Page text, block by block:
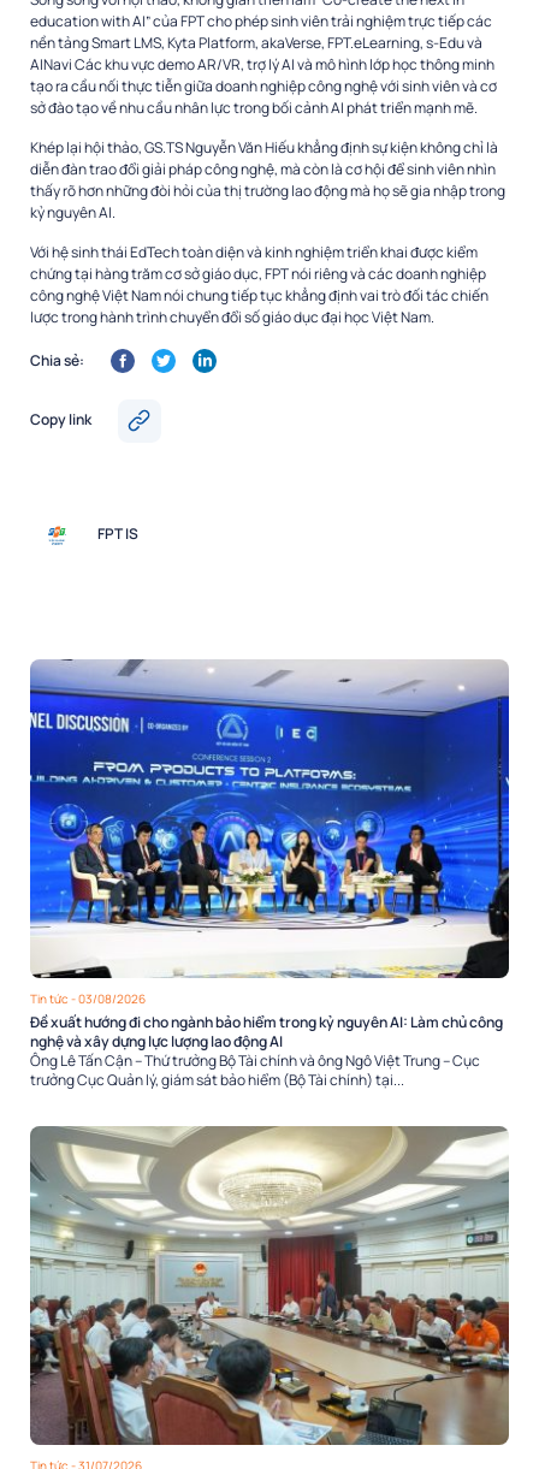
education with AI” của FPT cho phép sinh viên trải nghiệm trực tiếp các
nền tảng Smart LMS, Kyta Platform, akaVerse, FPT.eLearning, s-Edu và
AINavi Các khu vực demo AR/VR, trợ lý AI và mô hình lớp học thông minh
tạo ra cầu nối thực tiễn giữa doanh nghiệp công nghệ với sinh viên và cơ
sở đào tạo về nhu cầu nhân lực trong bối cảnh AI phát triển mạnh mẽ.
Khép lại hội thảo, GS.TS Nguyễn Văn Hiếu khẳng định sự kiện không chỉ là
diễn đàn trao đổi giải pháp công nghệ, mà còn là cơ hội để sinh viên nhìn
thấy rõ hơn những đòi hỏi của thị trường lao động mà họ sẽ gia nhập trong
kỷ nguyên AI.
Với hệ sinh thái EdTech toàn diện và kinh nghiệm triển khai được kiểm
chứng tại hàng trăm cơ sở giáo dục, FPT nói riêng và các doanh nghiệp
công nghệ Việt Nam nói chung tiếp tục khẳng định vai trò đối tác chiến
lược trong hành trình chuyển đổi số giáo dục đại học Việt Nam.
Chia sẻ:
Copy link
FPT IS
Tin tức - 03/08/2026
Đề xuất hướng đi cho ngành bảo hiểm trong kỷ nguyên AI: Làm chủ công
nghệ và xây dựng lực lượng lao động AI
Ông Lê Tấn Cận – Thứ trưởng Bộ Tài chính và ông Ngô Việt Trung – Cục
trưởng Cục Quản lý, giám sát bảo hiểm (Bộ Tài chính) tại...